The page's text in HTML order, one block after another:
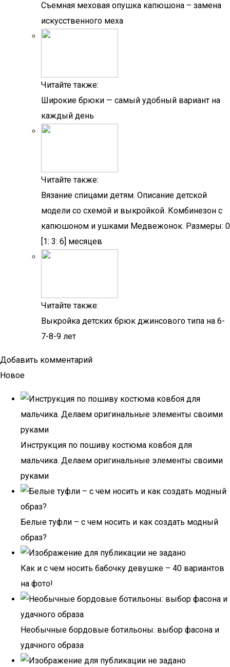
Съемная меховая опушка капюшона – замена
искусственного меха
Читайте также:
Широкие брюки — самый удобный вариант на
каждый день
Читайте также:
Вязание спицами детям. Описание детской
модели со схемой и выкройкой. Комбинезон с
капюшоном и ушками Медвежонок. Размеры: 0
[1: 3: 6] месяцев
Читайте также:
Выкройка детских брюк джинсового типа на 6-
7-8-9 лет
Добавить комментарий
Новое
Инструкция по пошиву костюма ковбоя для
мальчика. Делаем оригинальные элементы своими
руками
Белые туфли – с чем носить и как создать модный
образ?
Как и с чем носить бабочку девушке – 40 вариантов
на фото!
Необычные бордовые ботильоны: выбор фасона и
удачного образа